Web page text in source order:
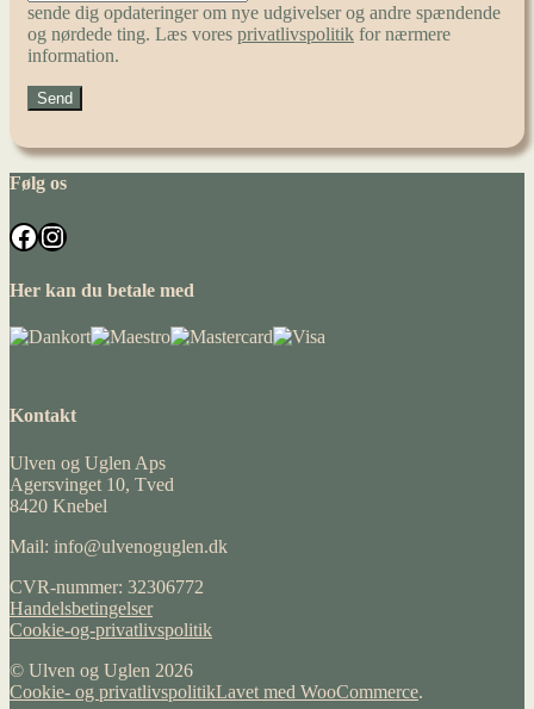
sende dig opdateringer om nye udgivelser og andre spændende
og nørdede ting. Læs vores privatlivspolitik for nærmere
information.
Følg os
Facebook
Instagram
Her kan du betale med
Kontakt
Ulven og Uglen Aps
Agersvinget 10, Tved
8420 Knebel
Mail: info@ulvenoguglen.dk
CVR-nummer: 32306772
Handelsbetingelser
Cookie-og-privatlivspolitik
© Ulven og Uglen 2026
Cookie- og privatlivspolitikLavet med WooCommerce.